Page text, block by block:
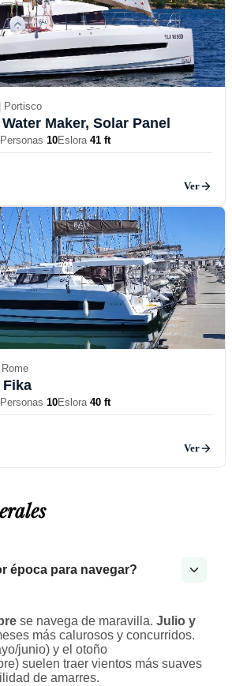
Portisco
Maker, Solar Panel
Personas 10Eslora 41 ft
Ver
Fika
Personas 10Eslora 40 ft
Ver
época para navegar?
se navega de maravilla. Julio y
más calurosos y concurridos.
junio) y el otoño
suelen traer vientos más suaves
de amarres.